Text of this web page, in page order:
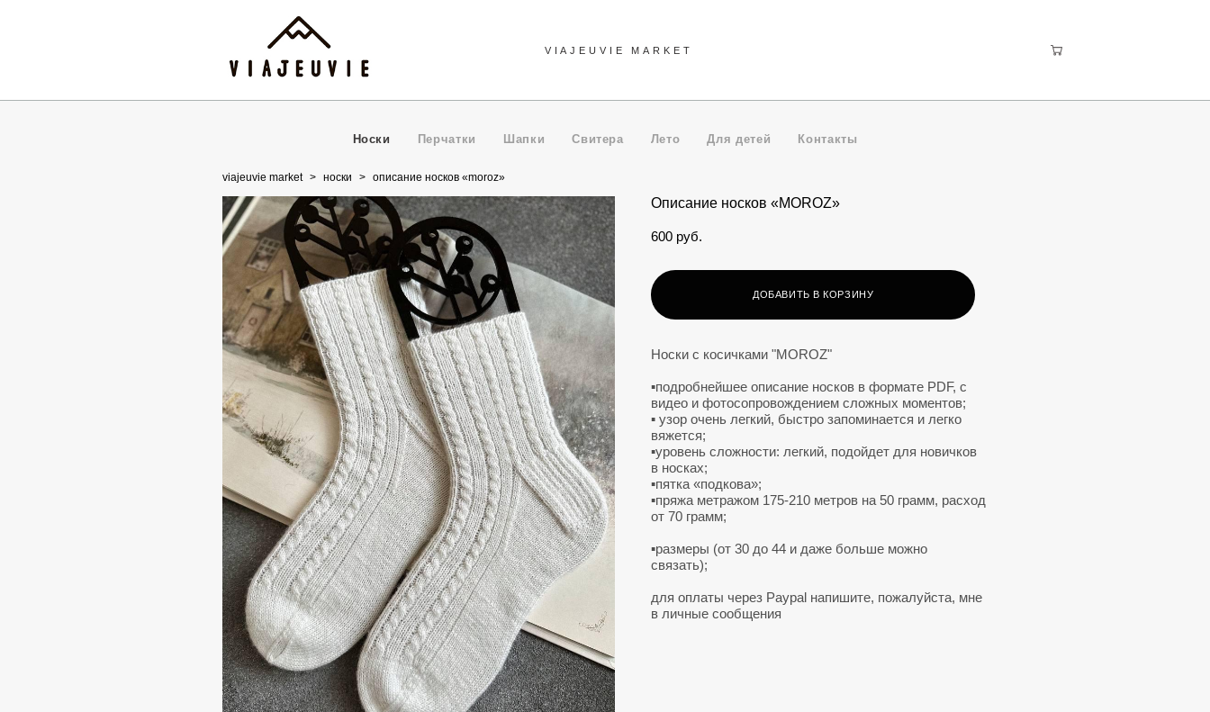
VIAJEUVIE MARKET
VIAJEUVIE MARKET
Носки Перчатки Шапки Свитера Лето Для детей Контакты
viajeuvie market > носки > описание носков «moroz»
Описание носков «MOROZ»
600 pуб.
ДОБАВИТЬ В КОРЗИНУ
Носки с косичками "MOROZ"
▪️подробнейшее описание носков в формате PDF, с
видео и фотосопровождением сложных моментов;
▪️ узор очень легкий, быстро запоминается и легко
вяжется;
▪️уровень сложности: легкий, подойдет для новичков
в носках;
▪️пятка «подкова»;
▪️пряжа метражом 175-210 метров на 50 грамм, расход
от 70 грамм;
▪️размеры (от 30 до 44 и даже больше можно
связать);
для оплаты через Paypal напишите, пожалуйста, мне
в личные сообщения